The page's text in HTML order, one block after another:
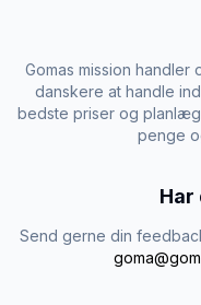
Gomas mission
danskere at handle
bedste priser og
penge
Har
Send gerne din